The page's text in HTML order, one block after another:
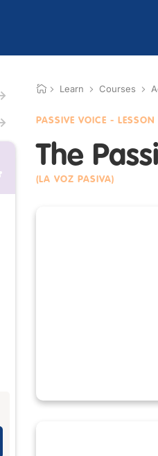
Learn Courses
PASSIVE VOICE - LESSON
The
(LA VOZ PASIVA)